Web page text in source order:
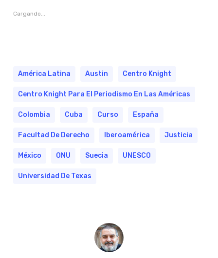
Cargando...
América Latina Austin Centro Knight
Centro Knight Para El Periodismo En Las Américas
Colombia Cuba Curso España
Facultad De Derecho Iberoamérica Justicia
México ONU Suecia UNESCO
Universidad De Texas